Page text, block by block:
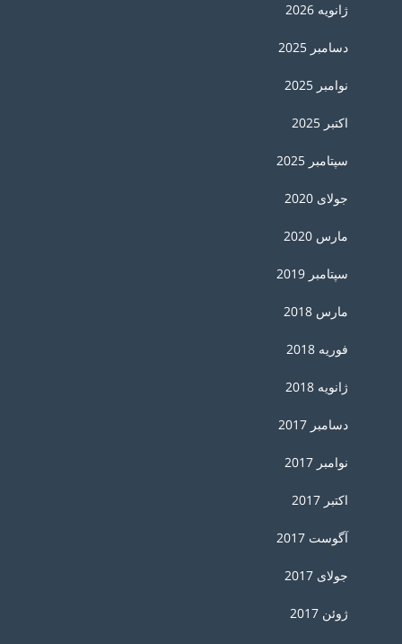
ژانویه 2026
دسامبر 2025
نوامبر 2025
اکتبر 2025
سپتامبر 2025
جولای 2020
مارس 2020
سپتامبر 2019
مارس 2018
فوریه 2018
ژانویه 2018
دسامبر 2017
نوامبر 2017
اکتبر 2017
آگوست 2017
جولای 2017
ژوئن 2017